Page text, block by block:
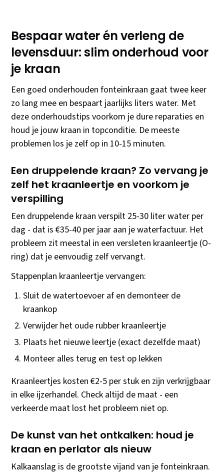
Bespaar water én verleng de
levensduur: slim onderhoud voor
je kraan
Een goed onderhouden fonteinkraan gaat twee keer
zo lang mee en bespaart jaarlijks liters water. Met
deze onderhoudstips voorkom je dure reparaties en
houd je jouw kraan in topconditie. De meeste
problemen los je zelf op in 10-15 minuten.
Een druppelende kraan? Zo vervang je
zelf het kraanleertje en voorkom je
verspilling
Een druppelende kraan verspilt 25-30 liter water per
dag - dat is €35-40 per jaar aan je waterfactuur. Het
probleem zit meestal in een versleten kraanleertje (O-
ring) dat je eenvoudig zelf vervangt.
Stappenplan kraanleertje vervangen:
Sluit de watertoevoer af en demonteer de
kraankop
Verwijder het oude rubber kraanleertje
Plaats het nieuwe leertje (exact dezelfde maat)
Monteer alles terug en test op lekken
Kraanleertjes kosten €2-5 per stuk en zijn verkrijgbaar
in elke ijzerhandel. Check altijd de maat - een
verkeerde maat lost het probleem niet op.
De kunst van het ontkalken: houd je
kraan en perlator als nieuw
Kalkaanslag is de grootste vijand van je fonteinkraan.